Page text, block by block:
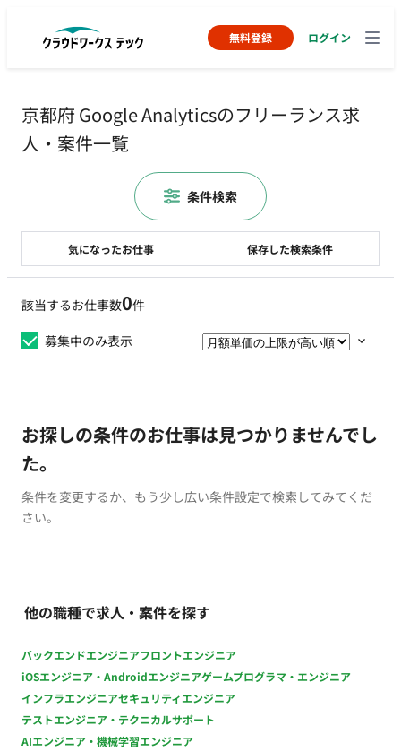
無料登録 ログイン
京都府 Google Analyticsのフリーランス求
人・案件一覧
該当するお仕事数0件
募集中のみ表示
お探しの条件のお仕事は見つかりませんでし
た。
条件を変更するか、もう少し広い条件設定で検索してみてくだ
さい。
他の職種で求人・案件を探す
バックエンドエンジニアフロントエンジニア
iOSエンジニア・Androidエンジニアゲームプログラマ・エンジニア
インフラエンジニアセキュリティエンジニア
テストエンジニア・テクニカルサポート
AIエンジニア・機械学習エンジニア
気になったお仕事 保存した検索条件
条件検索